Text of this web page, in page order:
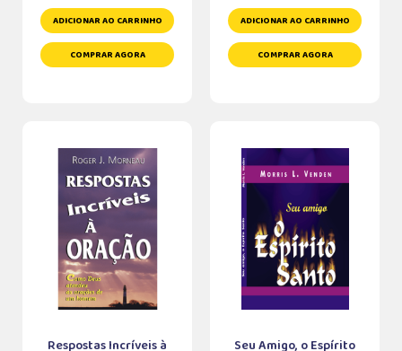
ADICIONAR AO CARRINHO
COMPRAR AGORA
ADICIONAR AO CARRINHO
COMPRAR AGORA
Respostas Incríveis à Seu Amigo, o Espírito